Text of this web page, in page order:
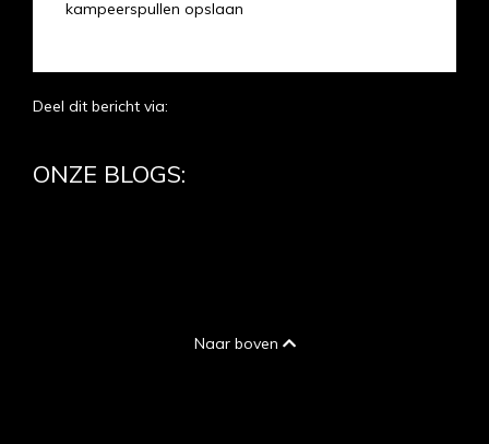
kampeerspullen opslaan
Deel dit bericht via:
ONZE BLOGS:
Naar boven